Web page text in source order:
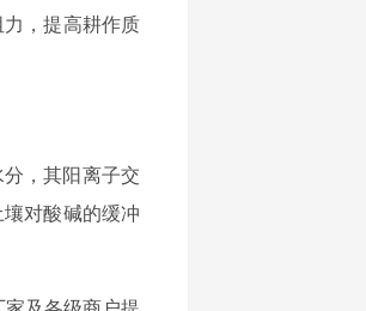
，提高耕作质
，其阳离子交
对酸碱的缓冲